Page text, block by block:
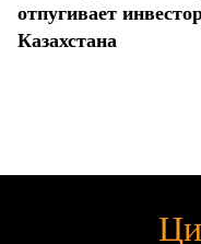
отпугивает
Казахстана